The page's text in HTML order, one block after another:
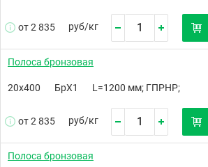
от 2 835 руб/кг
Полоса бронзовая
20х400 БрХ1 L=1200 мм; ГПРНР;
от 2 835 руб/кг
Полоса бронзовая